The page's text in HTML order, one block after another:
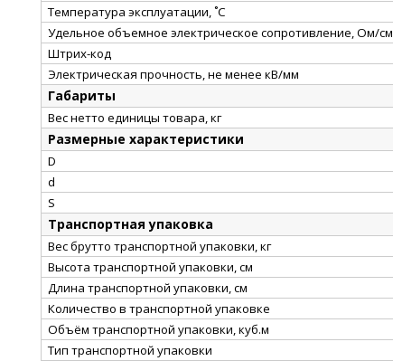
Температура эксплуатации, ˚С
Удельное объемное электрическое сопротивление, Ом/см
Штрих-код
Электрическая прочность, не менее кВ/мм
Габариты
Вес нетто единицы товара, кг
Размерные характеристики
D
d
S
Транспортная упаковка
Вес брутто транспортной упаковки, кг
Высота транспортной упаковки, см
Длина транспортной упаковки, см
Количество в транспортной упаковке
Объём транспортной упаковки, куб.м
Тип транспортной упаковки